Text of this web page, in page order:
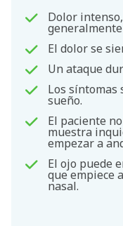
Buscar
Dolor
El dolor se
Un ataque
Los síntomas
sueño.
El paciente
muestra
empezar a
El ojo puede
que empiece
nasal.